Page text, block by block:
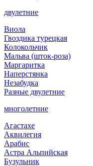
двулетние
Виола
Гвоздика турецкая
Колокольчик
Мальва (шток-роза)
Маргаритка
Наперстянка
Незабудка
Разные двулетние
многолетние
Агастахе
Аквилегия
Арабис
Астра Альпийская
Бузульник